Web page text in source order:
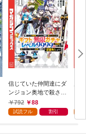
信じていた仲間達にダ
ンジョン奥地で殺され
かけたがギフト『無限
ガチャ』でレベル９９
792 88
試読フル 割引